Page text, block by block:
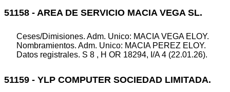
51158 - AREA DE SERVICIO MACIA VEGA SL.
Ceses/Dimisiones. Adm. Unico: MACIA VEGA ELOY.
Nombramientos. Adm. Unico: MACIA PEREZ ELOY.
Datos registrales. S 8 , H OR 18294, I/A 4 (22.01.26).
51159 - YLP COMPUTER SOCIEDAD LIMITADA.